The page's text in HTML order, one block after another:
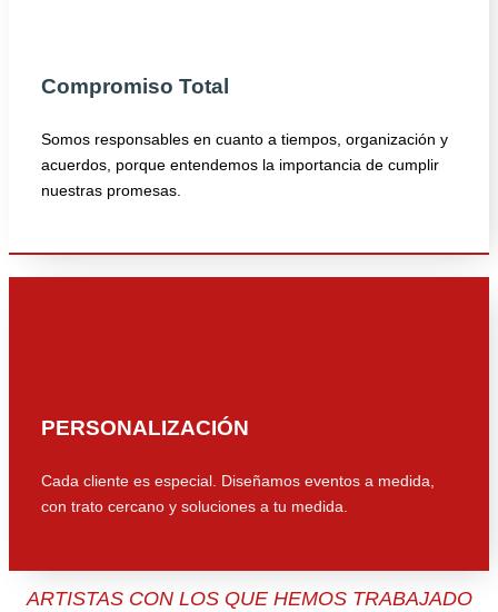
Compromiso Total
Somos responsables en cuanto a tiempos, organización y
acuerdos, porque entendemos la importancia de cumplir
nuestras promesas.
PERSONALIZACIÓN
Cada cliente es especial. Diseñamos eventos a medida,
con trato cercano y soluciones a tu medida.
ARTISTAS CON LOS QUE HEMOS TRABAJADO